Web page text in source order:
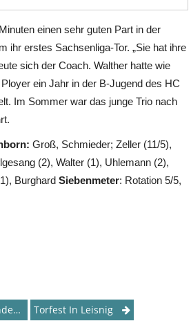
einen sehr guten Part in der
ihr erstes Sachsenliga-Tor. „Sie hat ihre
sich der Coach. Walther hatte wie
ein Jahr in der B-Jugend des HC
Im Sommer war das junge Trio nach
Groß, Schmieder; Zeller (11/5),
(2), Walter (1), Uhlemann (2),
BurghardSiebenmeter: Rotation 5/5,
Torfest In Leisnig